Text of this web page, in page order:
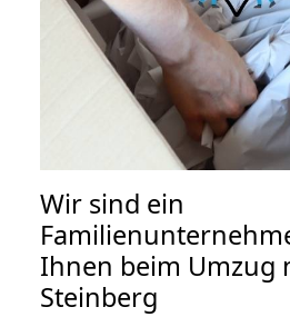
Wir sind ein
Ihnen beim Umzug
Steinberg